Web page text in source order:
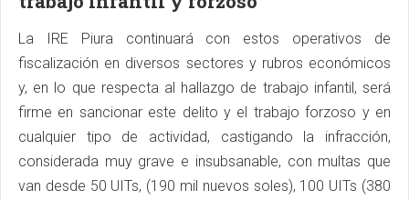
La IRE Piura continuará con estos operativos de
fiscalización en diversos sectores y rubros económicos
y, en lo que respecta al hallazgo de trabajo infantil, será
firme en sancionar este delito y el trabajo forzoso y en
cualquier tipo de actividad, castigando la infracción,
considerada muy grave e insubsanable, con multas que
van desde 50 UITs, (190 mil nuevos soles), 100 UITs (380